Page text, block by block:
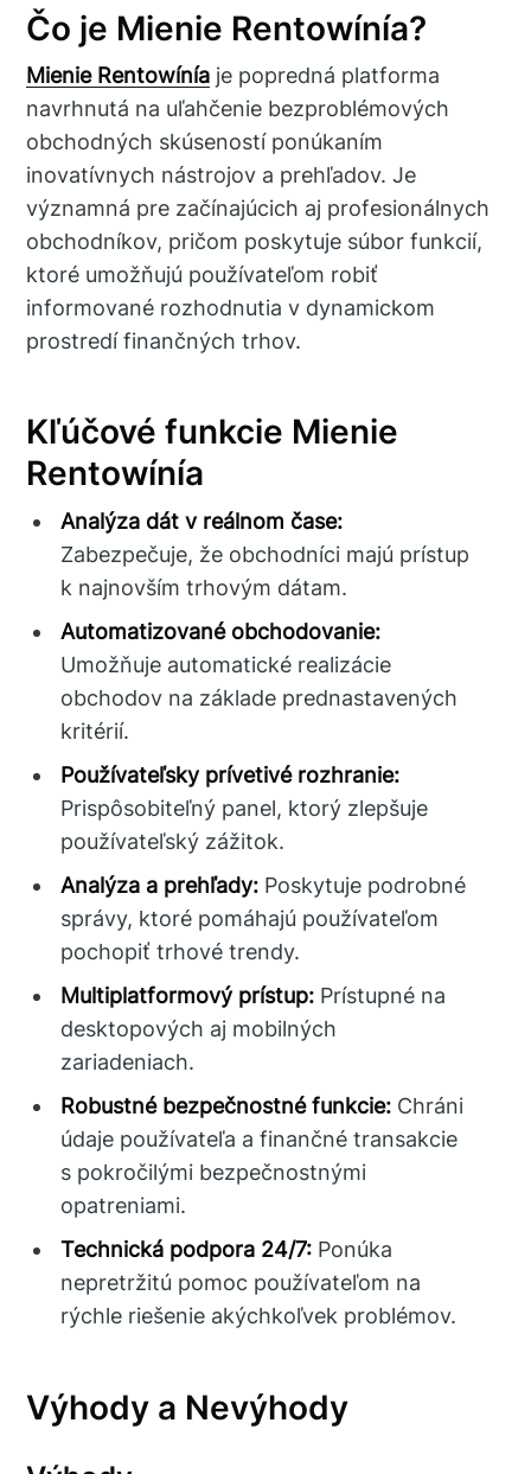
Čo je Mienie Rentowínía?
Mienie Rentowínía je popredná platforma
navrhnutá na uľahčenie bezproblémových
obchodných skúseností ponúkaním
inovatívnych nástrojov a prehľadov. Je
významná pre začínajúcich aj profesionálnych
obchodníkov, pričom poskytuje súbor funkcií,
ktoré umožňujú používateľom robiť
informované rozhodnutia v dynamickom
prostredí finančných trhov.
Kľúčové funkcie Mienie
Rentowínía
Analýza dát v reálnom čase:
Zabezpečuje, že obchodníci majú prístup
k najnovším trhovým dátam.
Automatizované obchodovanie:
Umožňuje automatické realizácie
obchodov na základe prednastavených
kritérií.
Používateľsky prívetivé rozhranie:
Prispôsobiteľný panel, ktorý zlepšuje
používateľský zážitok.
Analýza a prehľady: Poskytuje podrobné
správy, ktoré pomáhajú používateľom
pochopiť trhové trendy.
Multiplatformový prístup: Prístupné na
desktopových aj mobilných
zariadeniach.
Robustné bezpečnostné funkcie: Chráni
údaje používateľa a finančné transakcie
s pokročilými bezpečnostnými
opatreniami.
Technická podpora 24/7: Ponúka
nepretržitú pomoc používateľom na
rýchle riešenie akýchkoľvek problémov.
Výhody a Nevýhody